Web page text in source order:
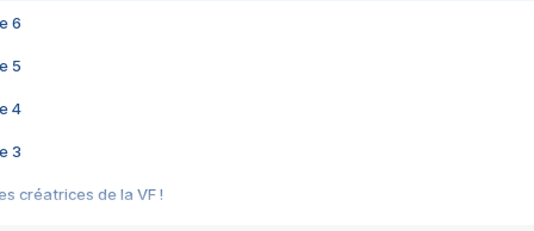
6
5
4
3
créatrices de la VF !